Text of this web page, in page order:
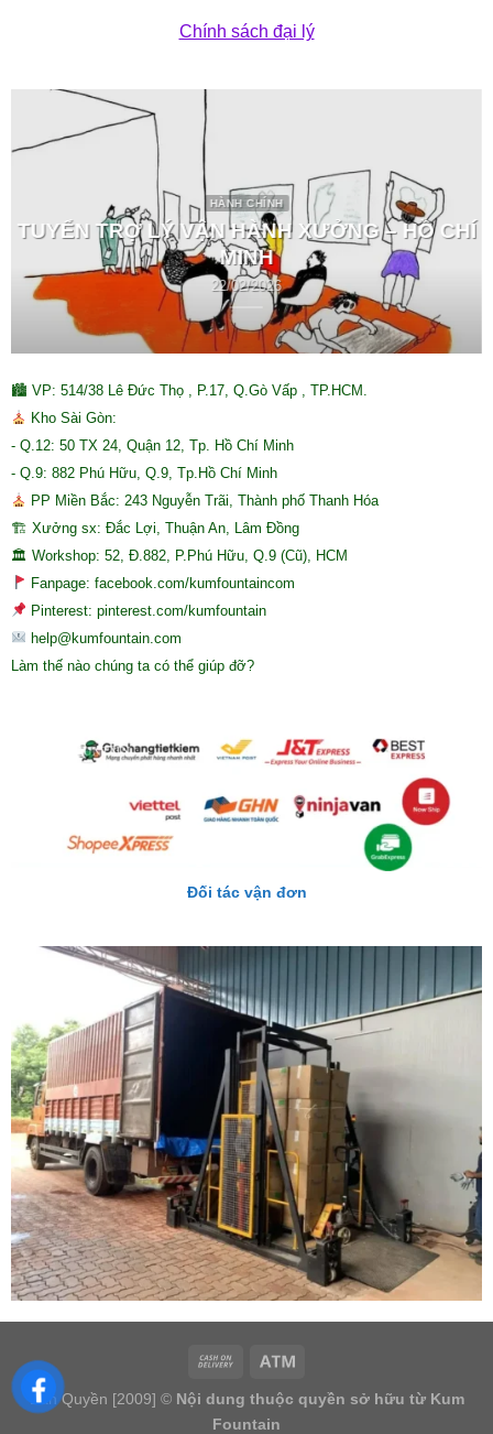
Chính sách đại lý
HÀNH CHÍNH
TUYỂN TRỢ LÝ VẬN HÀNH XƯỞNG – HỒ CHÍ
MINH
22/02/2026
🏙 VP: 514/38 Lê Đức Thọ , P.17, Q.Gò Vấp , TP.HCM.
Kho Sài Gòn:
- Q.12: 50 TX 24, Quận 12, Tp. Hồ Chí Minh
- Q.9: 882 Phú Hữu, Q.9, Tp.Hồ Chí Minh
PP Miền Bắc: 243 Nguyễn Trãi, Thành phố Thanh Hóa
🏗 Xưởng sx: Đắc Lợi, Thuận An, Lâm Đồng
🏛 Workshop: 52, Đ.882, P.Phú Hữu, Q.9 (Cũ), HCM
Fanpage: facebook.com/kumfountaincom
Pinterest: pinterest.com/kumfountain
help@kumfountain.com
Làm thế nào chúng ta có thể giúp đỡ?
Đối tác vận đơn
Bản Quyền [2009] © Nội dung thuộc quyền sở hữu từ Kum
Fountain